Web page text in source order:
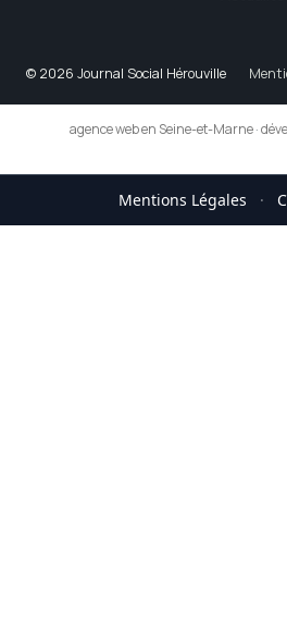
© 2026 Journal Social Hérouville
agence web en Seine-et-Marne·
Mentions Légales ·